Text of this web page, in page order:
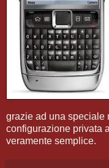
grazie ad una speciale
configurazione privata
veramente semplice.